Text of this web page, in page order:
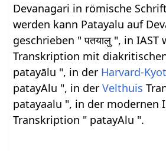
Devanagari in römische
werden kann Patayalu auf
geschrieben " पतयालु ", in
Transkription mit
patayālu ", in der Harvard-
patayAlu ", in derVelthuis
patayaalu ", in der
Transkription " patayAlu ".